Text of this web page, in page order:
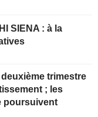
SIENA : à la
trimestre
; les
poursuivent